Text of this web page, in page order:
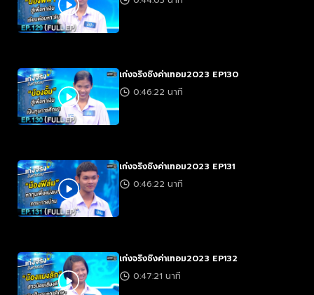
เก่งจริงชิงค่าเทอม2023 EP130
0:46:22 นาที
เก่งจริงชิงค่าเทอม2023 EP131
0:46:22 นาที
เก่งจริงชิงค่าเทอม2023 EP132
0:47:21 นาที